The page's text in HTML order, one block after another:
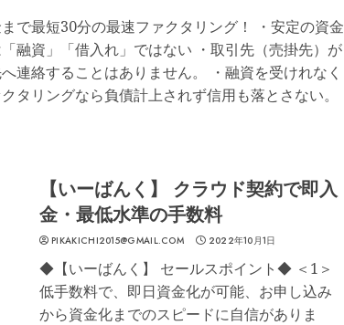
最短30分の最速ファクタリング！ ・安定の資金
融資」「借入れ」ではない ・取引先（売掛先）が
連絡することはありません。 ・融資を受けれなく
タリングなら負債計上されず信用も落とさない。
【いーばんく】 クラウド契約で即入
金・最低水準の手数料
PIKAKICHI2015@GMAIL.COM 2022年10月1日
◆【いーばんく】 セールスポイント◆ ＜1＞
低手数料で、即日資金化が可能、お申し込み
から資金化までのスピードに自信がありま